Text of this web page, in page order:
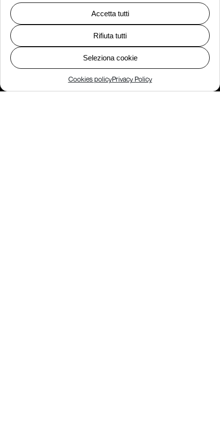
Accetta tutti
Rifiuta tutti
Seleziona cookie
Cookies policyPrivacy Policy